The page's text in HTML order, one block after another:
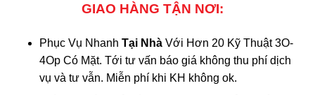
GIAO HÀNG TẬN NƠI:
Phục Vụ Nhanh Tại NhàVới Hơn 20 Kỹ Thuật 3O-
4Op Có Mặt. Tới tư vấn báo giá không thu phí dịch
vụ và tư vẫn. Miễn phí khi KH không ok.